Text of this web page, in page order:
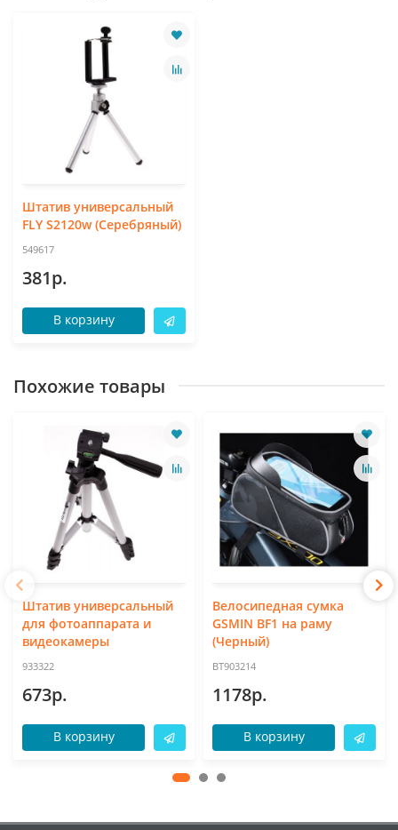
Штатив универсальный
FLY S2120w (Серебряный)
549617
381р.
В корзину
Похожие товары
Штатив универсальный
для фотоаппарата и
видеокамеры
933322
673р.
В корзину
Велосипедная сумка
GSMIN BF1 на раму
(Черный)
BT903214
1178р.
В корзину